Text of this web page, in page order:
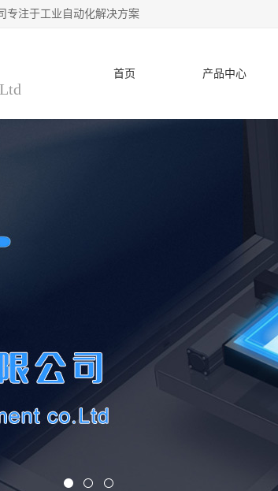
专注于工业自动化解决方案
首页 产品中心